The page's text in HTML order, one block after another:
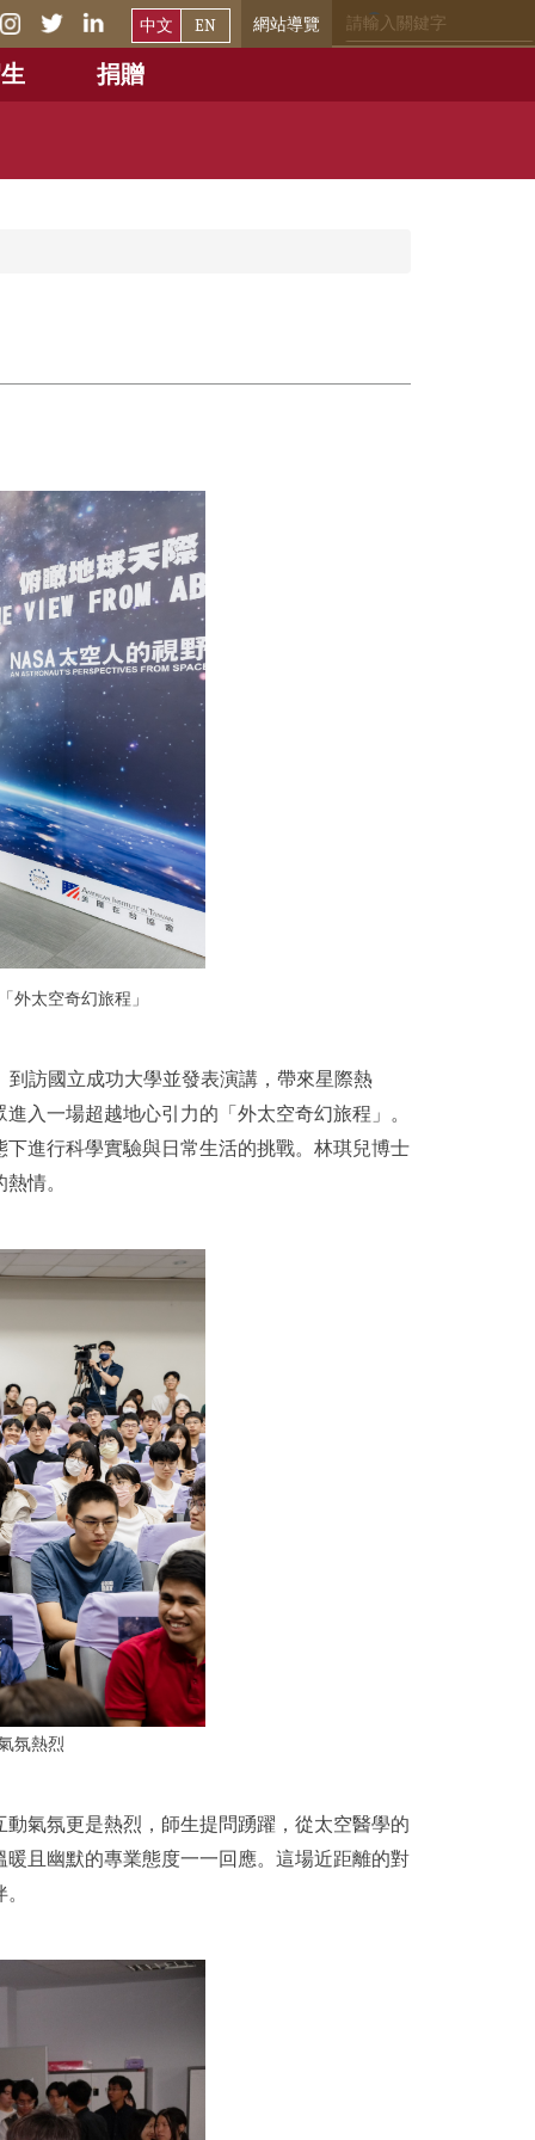
網站導覽
捐贈
中文 EN
外太空奇幻旅程」
到訪國立成功大學並發表演講，帶來星際熱
入一場超越地心引力的「外太空奇幻旅程」。
進行科學實驗與日常生活的挑戰。林琪兒博士
情。
氛熱烈
氣氛更是熱烈，師生提問踴躍，從太空醫學的
且幽默的專業態度一一回應。這場近距離的對